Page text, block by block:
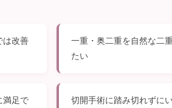
は改善
一重・奥二重を自然な二
たい
満足で 切開手術に踏み切れずに